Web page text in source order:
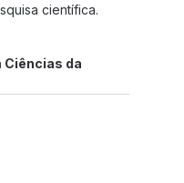
científica.
Ciências da